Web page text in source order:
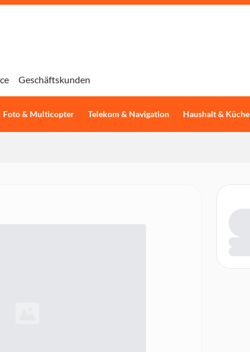
Foto & Multicopter Telekom & Navigation Haushalt & Küche
Geschäftskunden